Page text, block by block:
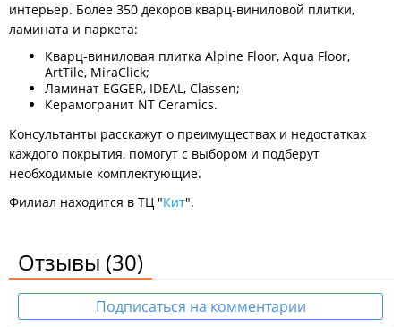
интерьер. Более 350 декоров кварц-виниловой плитки,
ламината и паркета:
Кварц-виниловая плитка Alpine Floor, Aqua Floor,
ArtTile, MiraClick;
Ламинат EGGER, IDEAL, Classen;
Керамогранит NT Ceramics.
Консультанты расскажут о преимуществах и недостатках
каждого покрытия, помогут с выбором и подберут
необходимые комплектующие.
Филиал находится в ТЦ "Кит".
Отзывы (30)
Подписаться на комментарии